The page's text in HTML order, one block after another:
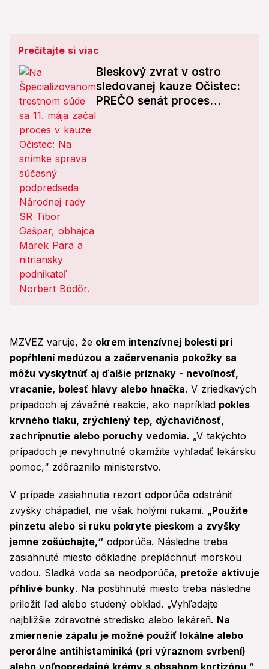
Prečítajte si viac
Bleskový zvrat v ostro
sledovanej kauze Očistec:
PREČO senát proces
MZVEZ varuje, že okrem intenzívnej bolesti pri
popŕhlení medúzou a začervenania pokožky sa
môžu vyskytnúť aj ďalšie príznaky - nevoľnosť,
vracanie, bolesť hlavy alebo hnačka. V zriedkavých
prípadoch aj závažné reakcie, ako napríklad pokles
krvného tlaku, zrýchlený tep, dýchavičnosť,
zachrípnutie alebo poruchy vedomia. „V takýchto
prípadoch je nevyhnutné okamžite vyhľadať lekársku
pomoc,“ zdôraznilo ministerstvo.
V prípade zasiahnutia rezort odporúča odstrániť
zvyšky chápadiel, nie však holými rukami. „Použite
pinzetu alebo si ruku pokryte pieskom a zvyšky
jemne zošúchajte,“ odporúča. Následne treba
zasiahnuté miesto dôkladne prepláchnuť morskou
vodou. Sladká voda sa neodporúča, pretože aktivuje
pŕhlivé bunky. Na postihnuté miesto treba následne
priložiť ľad alebo studený obklad. „Vyhľadajte
najbližšie zdravotné stredisko alebo lekáreň. Na
zmiernenie zápalu je možné použiť lokálne alebo
perorálne antihistaminiká (pri výraznom svrbení)